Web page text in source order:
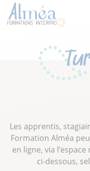
Les apprentis,
Formation Alméa
en ligne, via
ci-dessous,